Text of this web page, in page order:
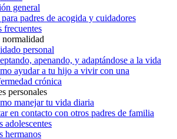
general
padres de acogida y cuidadores
frecuentes
personal
apenando, y adaptándose a la vida
ayudar a tu hijo a vivir con una
crónica
personales
manejar tu vida diaria
en contacto con otros padres de familia
adolescentes
hermanos